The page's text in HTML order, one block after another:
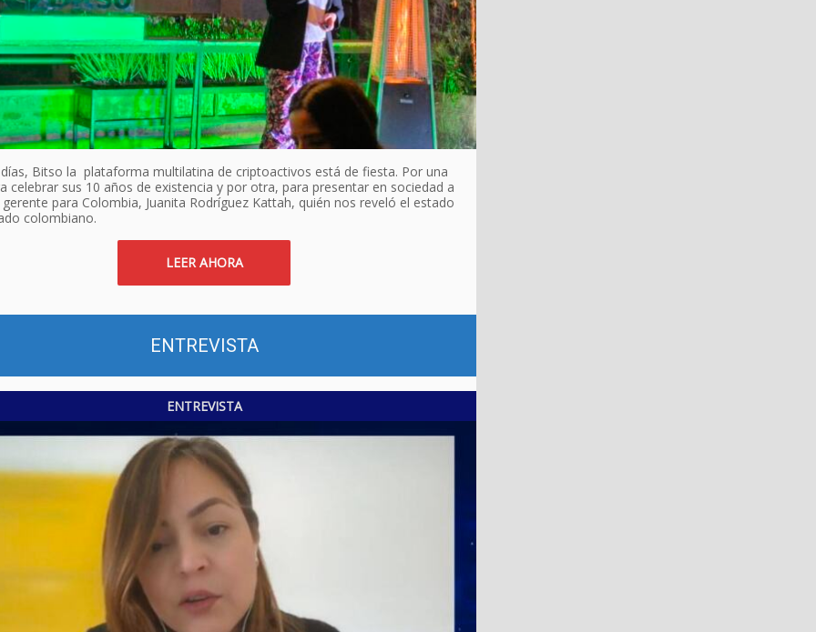
Bitso la plataforma multilatina de criptoactivos está de fiesta. Por una
celebrar sus 10 años de existencia y por otra, para presentar en sociedad a
para Colombia, Juanita Rodríguez Kattah, quién nos reveló el estado
colombiano.
LEER AHORA
ENTREVISTA
ENTREVISTA